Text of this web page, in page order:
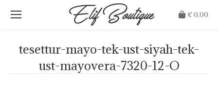
€0,00
tesettur-mayo-tek-ust-siyah-tek-
ust-mayovera-7320-12-O